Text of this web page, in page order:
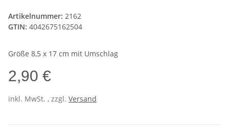
Artikelnummer: 2162
GTIN: 4042675162504
Größe 8,5 x 17 cm mit Umschlag
2,90 €
inkl. MwSt. , zzgl. Versand